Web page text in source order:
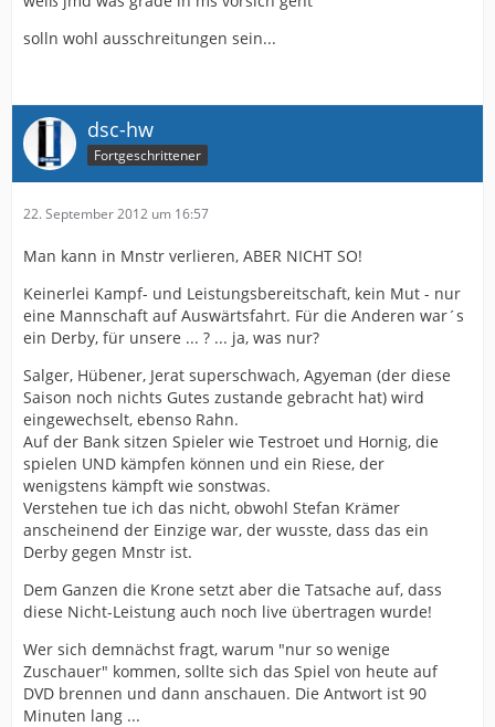
solln wohl ausschreitungen sein...
dsc-hw
Fortgeschrittener
22. September 2012 um 16:57
Man kann in Mnstr verlieren, ABER NICHT SO!
Keinerlei Kampf- und Leistungsbereitschaft, kein Mut - nur
eine Mannschaft auf Auswärtsfahrt. Für die Anderen war´s
ein Derby, für unsere ... ? ... ja, was nur?
Salger, Hübener, Jerat superschwach, Agyeman (der diese
Saison noch nichts Gutes zustande gebracht hat) wird
eingewechselt, ebenso Rahn.
Auf der Bank sitzen Spieler wie Testroet und Hornig, die
spielen UND kämpfen können und ein Riese, der
wenigstens kämpft wie sonstwas.
Verstehen tue ich das nicht, obwohl Stefan Krämer
anscheinend der Einzige war, der wusste, dass das ein
Derby gegen Mnstr ist.
Dem Ganzen die Krone setzt aber die Tatsache auf, dass
diese Nicht-Leistung auch noch live übertragen wurde!
Wer sich demnächst fragt, warum "nur so wenige
Zuschauer" kommen, sollte sich das Spiel von heute auf
DVD brennen und dann anschauen. Die Antwort ist 90
Minuten lang ...